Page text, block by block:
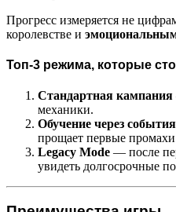
Прогресс измеряется не
королевстве и
Топ-3 режима, которые
Стандартная кампания
механики.
Обучение через события
прощает первые
Legacy Mode — после
увидеть долгосрочные